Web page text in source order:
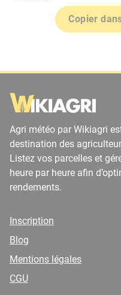
Copier
Agri météo par Wikiagri
destination des
Listez vos parcelles et
heure par heure afin
rendements.
Inscription
Blog
Mentions légales
CGU